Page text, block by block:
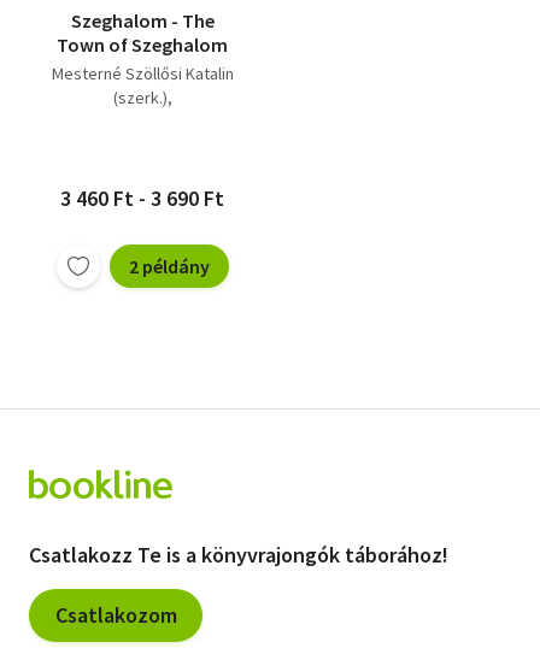
Szeghalom - The
Town of Szeghalom
Mesterné Szöllősi Katalin
(szerk.)
3 460 Ft - 3 690 Ft
2 példány
Csatlakozz Te is a könyvrajongók táborához!
Csatlakozom